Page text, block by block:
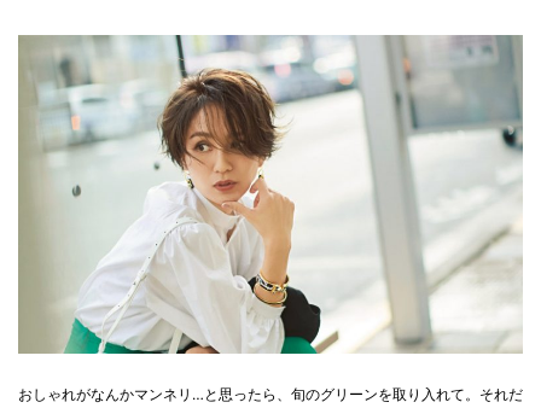
おしゃれがなんかマンネリ…と思ったら、旬のグリーンを取り入れて。それだ